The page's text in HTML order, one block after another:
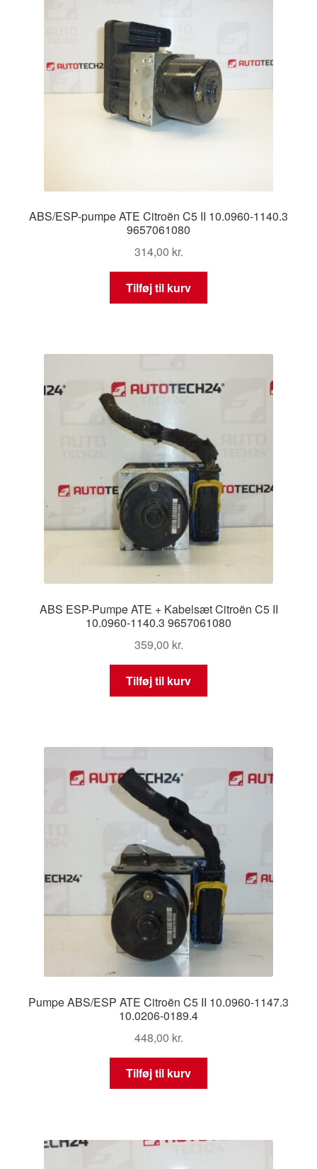
ABS/ESP-pumpe ATE Citroën C5 II 10.0960-1140.3
9657061080
314,00 kr.
Tilføj til kurv
ABS ESP-Pumpe ATE + Kabelsæt Citroën C5 II
10.0960-1140.3 9657061080
359,00 kr.
Tilføj til kurv
Pumpe ABS/ESP ATE Citroën C5 II 10.0960-1147.3
10.0206-0189.4
448,00 kr.
Tilføj til kurv